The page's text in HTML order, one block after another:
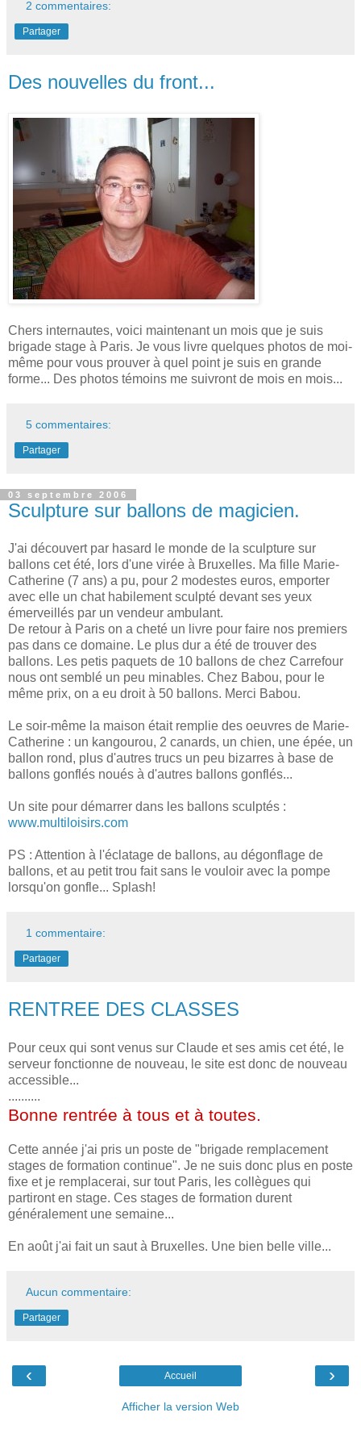
2 commentaires:
Partager
Des nouvelles du front...
Chers internautes, voici maintenant un mois que je suis
brigade stage à Paris. Je vous livre quelques photos de moi-
même pour vous prouver à quel point je suis en grande
forme... Des photos témoins me suivront de mois en mois...
5 commentaires:
Partager
03 septembre 2006
Sculpture sur ballons de magicien.
J'ai découvert par hasard le monde de la sculpture sur
ballons cet été, lors d'une virée à Bruxelles. Ma fille Marie-
Catherine (7 ans) a pu, pour 2 modestes euros, emporter
avec elle un chat habilement sculpté devant ses yeux
émerveillés par un vendeur ambulant.
De retour à Paris on a cheté un livre pour faire nos premiers
pas dans ce domaine. Le plus dur a été de trouver des
ballons. Les petis paquets de 10 ballons de chez Carrefour
nous ont semblé un peu minables. Chez Babou, pour le
même prix, on a eu droit à 50 ballons. Merci Babou.
Le soir-même la maison était remplie des oeuvres de Marie-
Catherine : un kangourou, 2 canards, un chien, une épée, un
ballon rond, plus d'autres trucs un peu bizarres à base de
ballons gonflés noués à d'autres ballons gonflés...
Un site pour démarrer dans les ballons sculptés :
www.multiloisirs.com
PS : Attention à l'éclatage de ballons, au dégonflage de
ballons, et au petit trou fait sans le vouloir avec la pompe
lorsqu'on gonfle... Splash!
1 commentaire:
Partager
RENTREE DES CLASSES
Pour ceux qui sont venus sur Claude et ses amis cet été, le
serveur fonctionne de nouveau, le site est donc de nouveau
accessible...
..........
Bonne rentrée à tous et à toutes.
Cette année j'ai pris un poste de "brigade remplacement
stages de formation continue". Je ne suis donc plus en poste
fixe et je remplacerai, sur tout Paris, les collègues qui
partiront en stage. Ces stages de formation durent
généralement une semaine...
En août j'ai fait un saut à Bruxelles. Une bien belle ville...
Aucun commentaire:
Partager
‹ ›
Accueil
Afficher la version Web